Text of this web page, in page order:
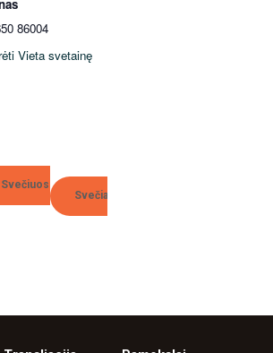
86004
Vieta svetainę
Svečiuosis Dmitrij ir Irina Smorž
Svečias iš Norvegijos